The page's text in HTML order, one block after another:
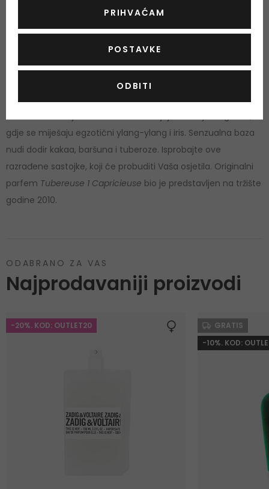
OPIS
Histoires de Parfums Tubereuse 1 Capricieuseje profinjeni
miris sa orijentalnom nijansom. Parfem Tubereuse 1
Capricieuse se otvara svježim mirisom bergamota i
gdje se miješaju egzotični ylang-ylang i iris. Senzualna baza
nudi dodir kakaa, baršuna i tuberoze. Isprobajte ove
razrađene sastojke, koji će probuditi Vaša osjetila. Originalni
parfem Tubereuse 1 Capricieuse bio je predstavljen na tržište
godine 2010.
OCJENA
ODABRANO ZA VAS
Najprodavaniji proizvodi
-20%. KOD: OUTLET20
GRATIS
-10%. KOD:
PRIHVAĆAM
POSTAVKE
ODBITI